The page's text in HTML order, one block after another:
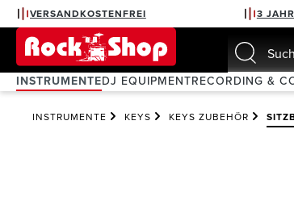
Zur Hauptnavigation springen
VERSANDKOSTENFREI 3
INSTRUMENTEDJ EQUIPMENTRECORDING &
INSTRUMENTE KEYS KEYS ZUBEHÖR